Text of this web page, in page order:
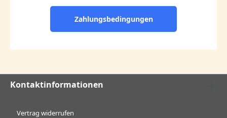
Zahlungsbedingungen
Kontaktinformationen
Vertrag widerrufen